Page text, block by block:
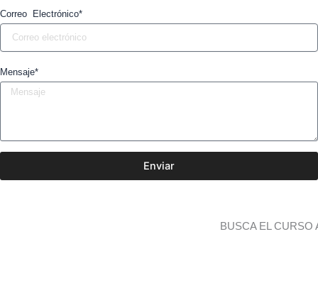
Correo Electrónico*
Mensaje*
Enviar
BUSCA EL CURSO